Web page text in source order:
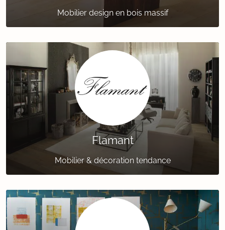
Mobilier design en bois massif
Flamant
Mobilier & décoration tendance